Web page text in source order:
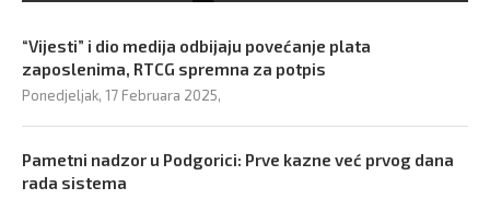
“Vijesti” i dio medija odbijaju povećanje plata
zaposlenima, RTCG spremna za potpis
Ponedjeljak, 17 Februara 2025,
Pametni nadzor u Podgorici: Prve kazne već prvog dana
rada sistema